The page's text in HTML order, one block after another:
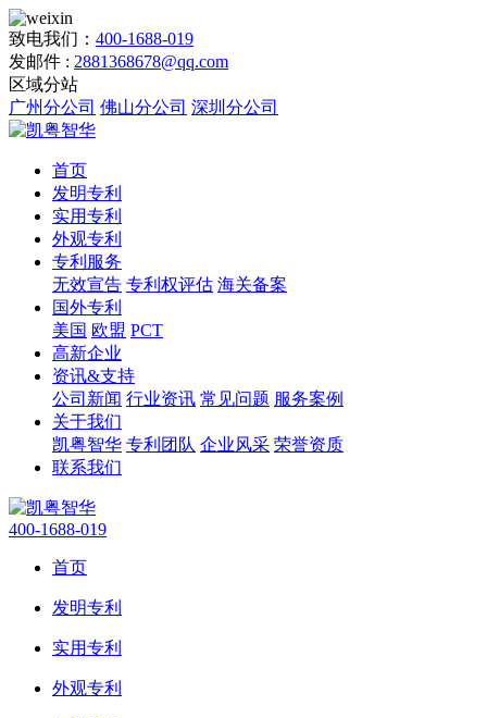
致电我们： 400-1688-019
发邮件 : 2881368678@qq.com
区域分站
广州分公司 佛山分公司 深圳分公司
首页
发明专利
实用专利
外观专利
专利服务
无效宣告 专利权评估 海关备案
国外专利
美国 欧盟 PCT
高新企业
资讯&支持
公司新闻 行业资讯 常见问题 服务案例
关于我们
凯粤智华 专利团队 企业风采 荣誉资质
联系我们
400-1688-019
首页
发明专利
实用专利
外观专利